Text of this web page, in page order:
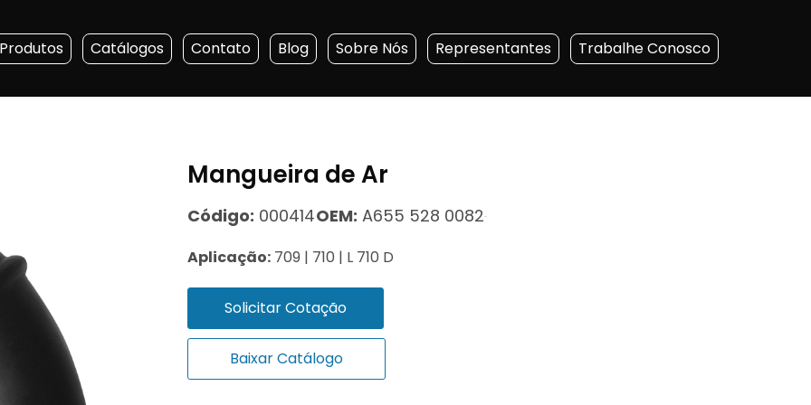
Produtos Catálogos Contato Blog Sobre Nós Representantes Trabalhe Conosco
Mangueira de Ar
Código: 000414OEM: A655 528 0082
Aplicação: 709 | 710 | L 710 D
Solicitar Cotação
Baixar Catálogo